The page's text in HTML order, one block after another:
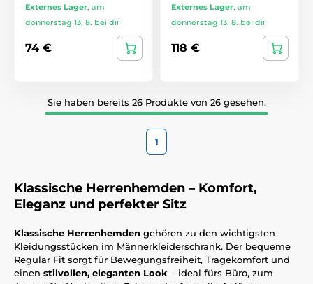
Externes Lager, am
donnerstag 13. 8. bei dir
74 €
Externes Lager, am
donnerstag 13. 8. bei dir
118 €
Sie haben bereits 26 Produkte von 26 gesehen.
1
Klassische Herrenhemden – Komfort,
Eleganz und perfekter Sitz
Klassische Herrenhemden gehören zu den wichtigsten
Kleidungsstücken im Männerkleiderschrank. Der bequeme
Regular Fit sorgt für Bewegungsfreiheit, Tragekomfort und
einen stilvollen, eleganten Look – ideal fürs Büro, zum